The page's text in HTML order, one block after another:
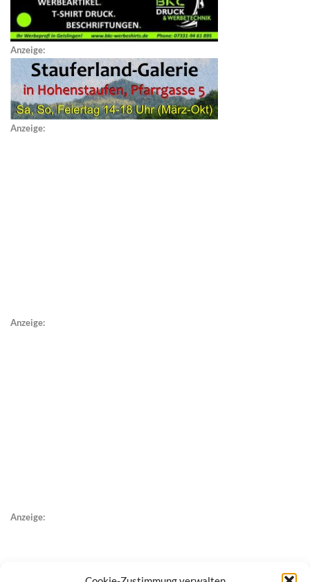
Anzeige:
Anzeige:
Anzeige:
Anzeige: